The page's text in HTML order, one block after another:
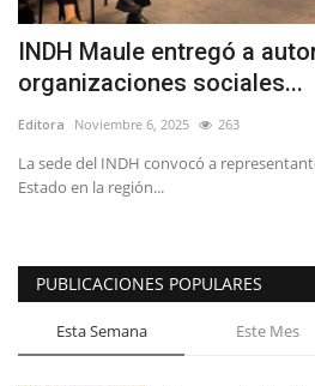
Política
Espectáculos
INDH Maule entregó a
organizaciones sociales...
Editora Noviembre 6, 2025 263
La sede del INDH convocó a
Estado en la región...
PUBLICACIONES POPULARES
Esta Semana Este Mes